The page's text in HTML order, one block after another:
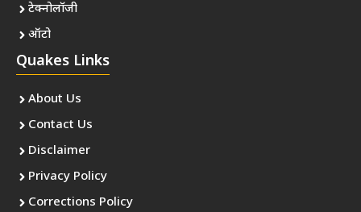
टेक्नोलॉजी
ऑटो
Quakes Links
About Us
Contact Us
Disclaimer
Privacy Policy
Corrections Policy